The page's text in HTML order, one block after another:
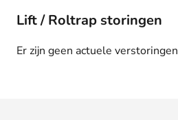
Lift / Roltrap storingen
Er zijn geen actuele verstoringen